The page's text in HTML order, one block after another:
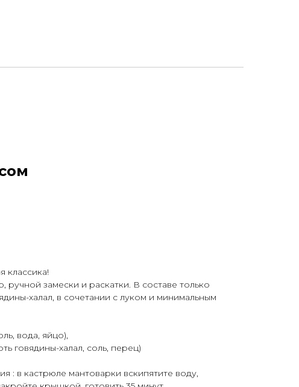
классика!
ручной замески и раскатки. В составе только
халал, в сочетании с луком и минимальным
вода, яйцо),
говядины-халал, соль, перец)
: в кастрюле мантоварки вскипятите воду,